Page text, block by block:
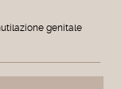
genitale